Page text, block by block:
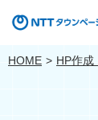
HOME HP作成